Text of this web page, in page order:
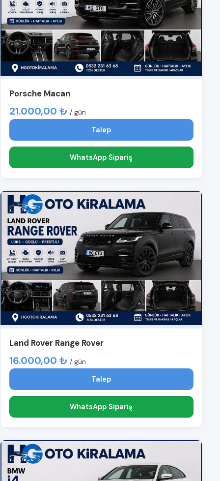
Porsche Macan
21.000,00 ₺ / gün
Talep
WhatsApp Sipariş
Land Rover Range Rover
16.000,00 ₺ / gün
Talep
WhatsApp Sipariş